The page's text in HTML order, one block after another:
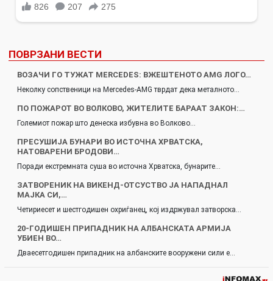
ПОВРЗАНИ ВЕСТИ
ВОЗАЧИ ГО ТУЖАТ MERCEDES: ВЖЕШТЕНОТО AMG ЛОГО…
Неколку сопственици на Mercedes-AMG тврдат дека металното…
ПО ПОЖАРОТ ВО ВОЛКОВО, ЖИТЕЛИТЕ БАРААТ ЗАКОН:…
Големиот пожар што денеска избувна во Волково…
ПРЕСУШИЈА БУНАРИ ВО ИСТОЧНА ХРВАТСКА,
НАТОВАРЕНИ БРОДОВИ…
Поради екстремната суша во источна Хрватска, бунарите…
ЗАТВОРЕНИК НА ВИКЕНД-ОТСУСТВО ЈА НАПАДНАЛ
МАЈКА СИ,…
Четириесет и шестгодишен охриѓанец, кој издржувал затворска…
20-ГОДИШЕН ПРИПАДНИК НА АЛБАНСКАТА АРМИЈА
УБИЕН ВО…
Дваесетгодишен припадник на албанските вооружени сили е…